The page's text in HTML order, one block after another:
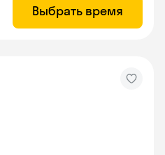
Выбрать время